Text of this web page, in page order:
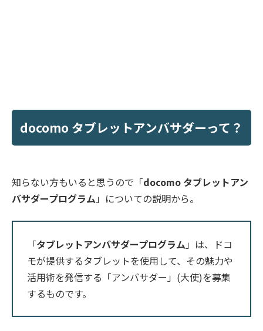
docomo タブレットアンバサダーって？
知らない方もいると思うので「docomo タブレットアン
バサダープログラム 」についての説明から。
「タブレットアンバサダープログラム 」は、ドコ
モが提供するタブレットを使用して、その魅力や
活用術を発信する「アンバサダー」(大使)を募集
するものです。